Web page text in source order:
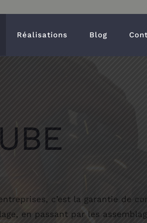
Réalisations Blog
c’est la garantie de
en passant par les